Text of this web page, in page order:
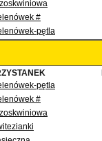
#
pętla
pętla
#